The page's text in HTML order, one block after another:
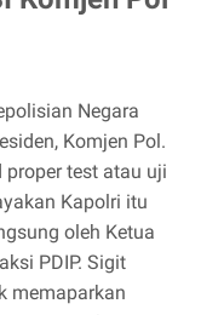
Negara
Komjen Pol.
test atau uji
Kapolri itu
oleh Ketua
PDIP. Sigit
memaparkan